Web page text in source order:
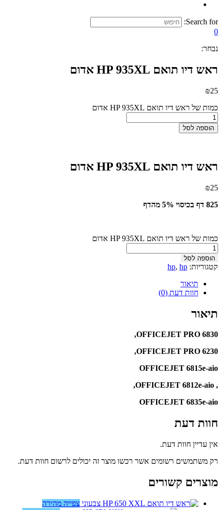
Search for:
0
נבחר:
ראש דיו תואם HP 935XL אדום
₪25
כמות של ראש דיו תואם HP 935XL אדום
הוספה לסל
ראש דיו תואם HP 935XL אדום
₪25
825 דף בכיסוי 5% מהדף
כמות של ראש דיו תואם HP 935XL אדום
הוספה לסל
קטגוריות: hp, hp
תיאור
חוות דעת (0)
תיאור
OFFICEJET PRO 6830,
OFFICEJET PRO 6230,
OFFICEJET 6815e-aio
, OFFICEJET 6812e-aio,
OFFICEJET 6835e-aio
חוות דעת
אין עדיין חוות דעת.
רק משתמשים רשומים אשר רכשו מוצר זה יכולים לרשום חוות דעת.
מוצרים קשורים
צפייה מהירה